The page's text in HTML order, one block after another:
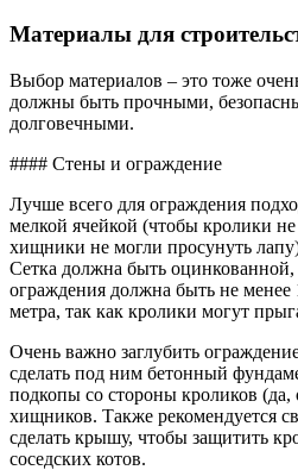
Материалы для
Выбор материалов – это тоже
должны быть прочными,
долговечными.
#### Стены и ограждение
Лучше всего для ограждения
мелкой ячейкой (чтобы кролики
хищники не могли просунуть
Сетка должна быть
ограждения должна быть не менее
метра, так как кролики могут
Очень важно заглубить
сделать под ним бетонный
подкопы со стороны кроликов
хищников. Также рекомендуется
сделать крышу, чтобы защитить
соседских котов.